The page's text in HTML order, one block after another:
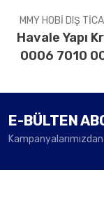
MMY HOBİ DIŞ
Havale Yapı
0006 7010
E-BÜLTEN